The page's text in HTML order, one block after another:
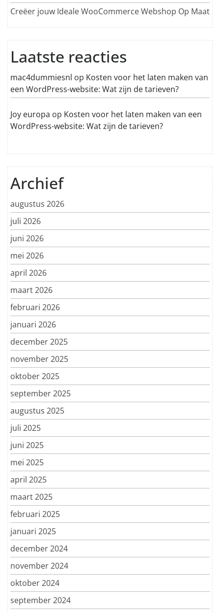
Creëer jouw Ideale WooCommerce Webshop Op Maat
Laatste reacties
mac4dummiesnl op Kosten voor het laten maken van
een WordPress-website: Wat zijn de tarieven?
Joy europa op Kosten voor het laten maken van een
WordPress-website: Wat zijn de tarieven?
Archief
augustus 2026
juli 2026
juni 2026
mei 2026
april 2026
maart 2026
februari 2026
januari 2026
december 2025
november 2025
oktober 2025
september 2025
augustus 2025
juli 2025
juni 2025
mei 2025
april 2025
maart 2025
februari 2025
januari 2025
december 2024
november 2024
oktober 2024
september 2024